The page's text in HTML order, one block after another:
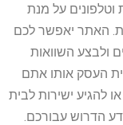
על מנת
האתר יאפשר לכם
ולבצע השוואות
העסק אותו אתם
להגיע ישירות לבית
הדרוש עבורכם.